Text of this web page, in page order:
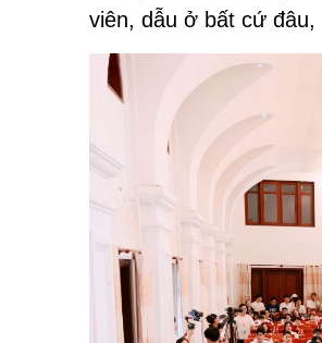
viên, dẫu ở bất cứ